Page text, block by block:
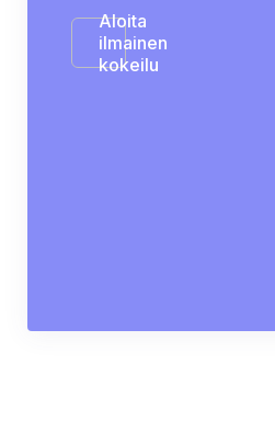
Aloita
ilmainen
kokeilu